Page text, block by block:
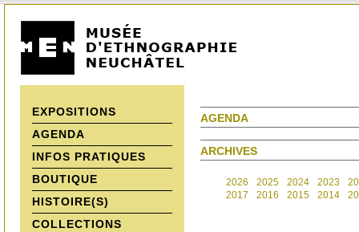
EXPOSITIONS
AGENDA
INFOS PRATIQUES
BOUTIQUE
HISTOIRE(S)
COLLECTIONS
AGENDA
ARCHIVES
2026 2025 2024 2023
2017
2016 2015 2014